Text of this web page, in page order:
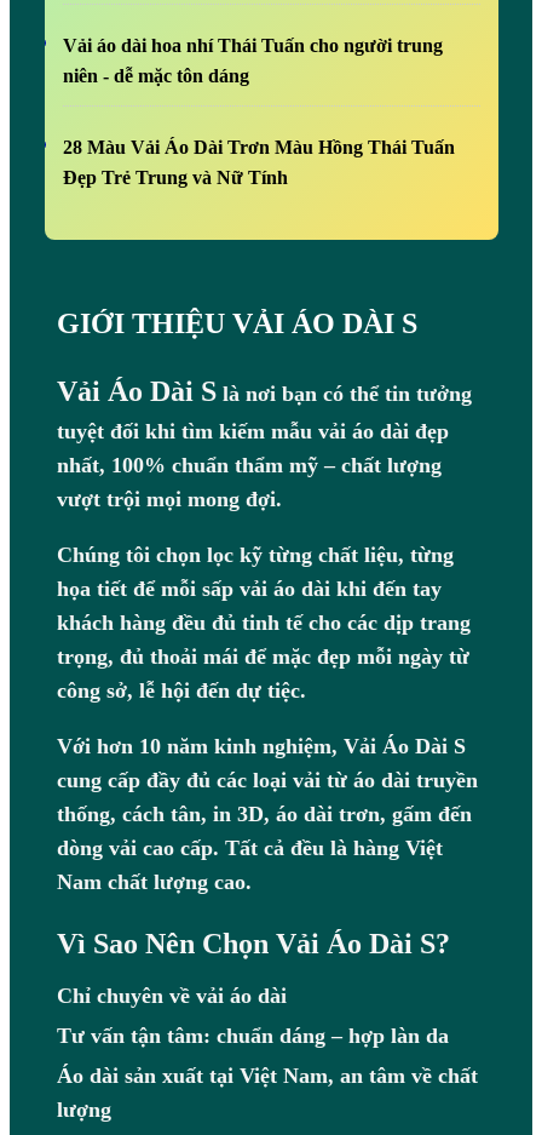
Vải áo dài hoa nhí Thái Tuấn cho người trung
niên - dễ mặc tôn dáng
28 Màu Vải Áo Dài Trơn Màu Hồng Thái Tuấn
Đẹp Trẻ Trung và Nữ Tính
GIỚI THIỆU VẢI ÁO DÀI S
Vải Áo Dài Slà nơi bạn có thể tin tưởng
tuyệt đối khi tìm kiếm mẫu vải áo dài đẹp
nhất, 100% chuẩn thẩm mỹ – chất lượng
vượt trội mọi mong đợi.
Chúng tôi chọn lọc kỹ từng chất liệu, từng
họa tiết để mỗi sấp vải áo dài khi đến tay
khách hàng đều đủ tinh tế cho các dịp trang
trọng, đủ thoải mái để mặc đẹp mỗi ngày từ
công sở, lễ hội đến dự tiệc.
Với hơn 10 năm kinh nghiệm, Vải Áo Dài S
cung cấp đầy đủ các loại vải từ áo dài truyền
thống, cách tân, in 3D, áo dài trơn, gấm đến
dòng vải cao cấp. Tất cả đều là hàng Việt
Nam chất lượng cao.
Vì Sao Nên Chọn Vải Áo Dài S?
Chỉ chuyên về vải áo dài
Tư vấn tận tâm: chuẩn dáng – hợp làn da
Áo dài sản xuất tại Việt Nam, an tâm về chất
lượng